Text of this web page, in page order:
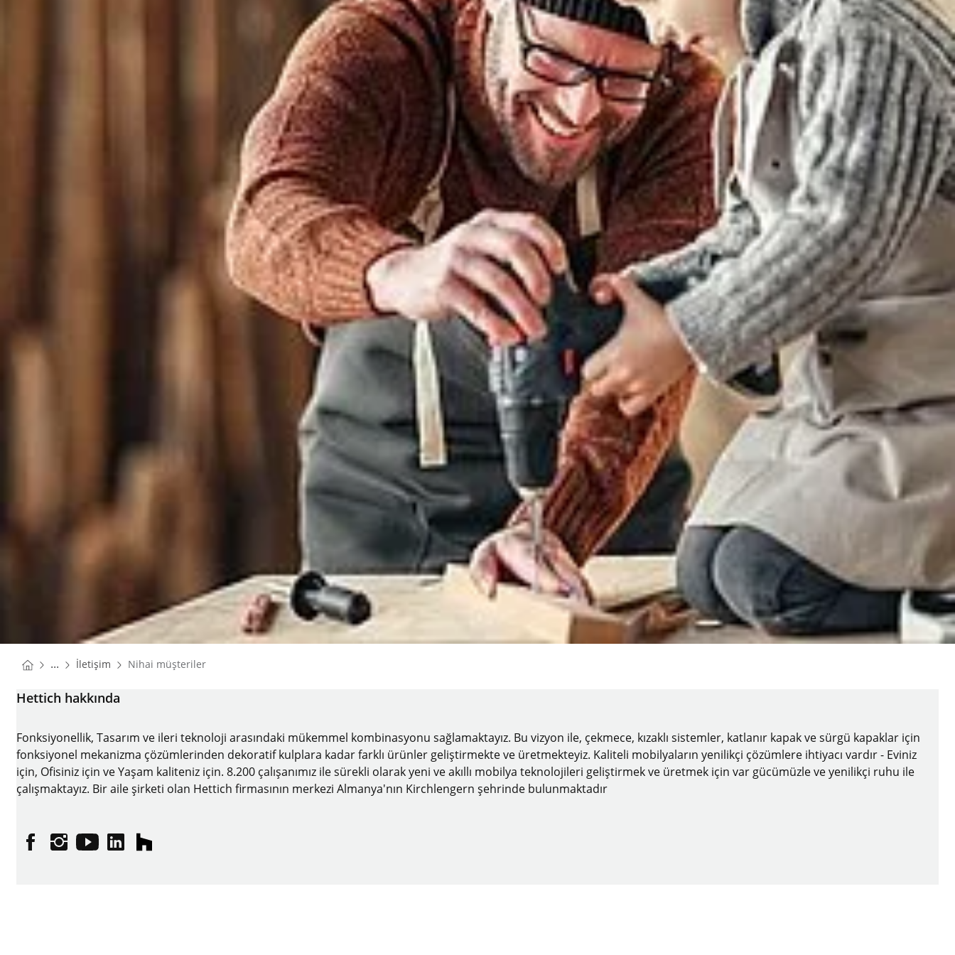
You are here:
Homepage
... İletişim Homepage
Nihai müşteriler
Hettich hakkında
Fonksiyonellik, Tasarım ve ileri teknoloji arasındaki mükemmel kombinasyonu sağlamaktayız. Bu vizyon ile, çekmece, kızaklı sistemler, katlanır kapak ve sürgü kapaklar için
fonksiyonel mekanizma çözümlerinden dekoratif kulplara kadar farklı ürünler geliştirmekte ve üretmekteyiz. Kaliteli mobilyaların yenilikçi çözümlere ihtiyacı vardır - Eviniz
için, Ofisiniz için ve Yaşam kaliteniz için. 8.200 çalışanımız ile sürekli olarak yeni ve akıllı mobilya teknolojileri geliştirmek ve üretmek için var gücümüzle ve yenilikçi ruhu ile
çalışmaktayız. Bir aile şirketi olan Hettich firmasının merkezi Almanya'nın Kirchlengern şehrinde bulunmaktadır
FacebookInstagram
YouTubelinkedinhouzz